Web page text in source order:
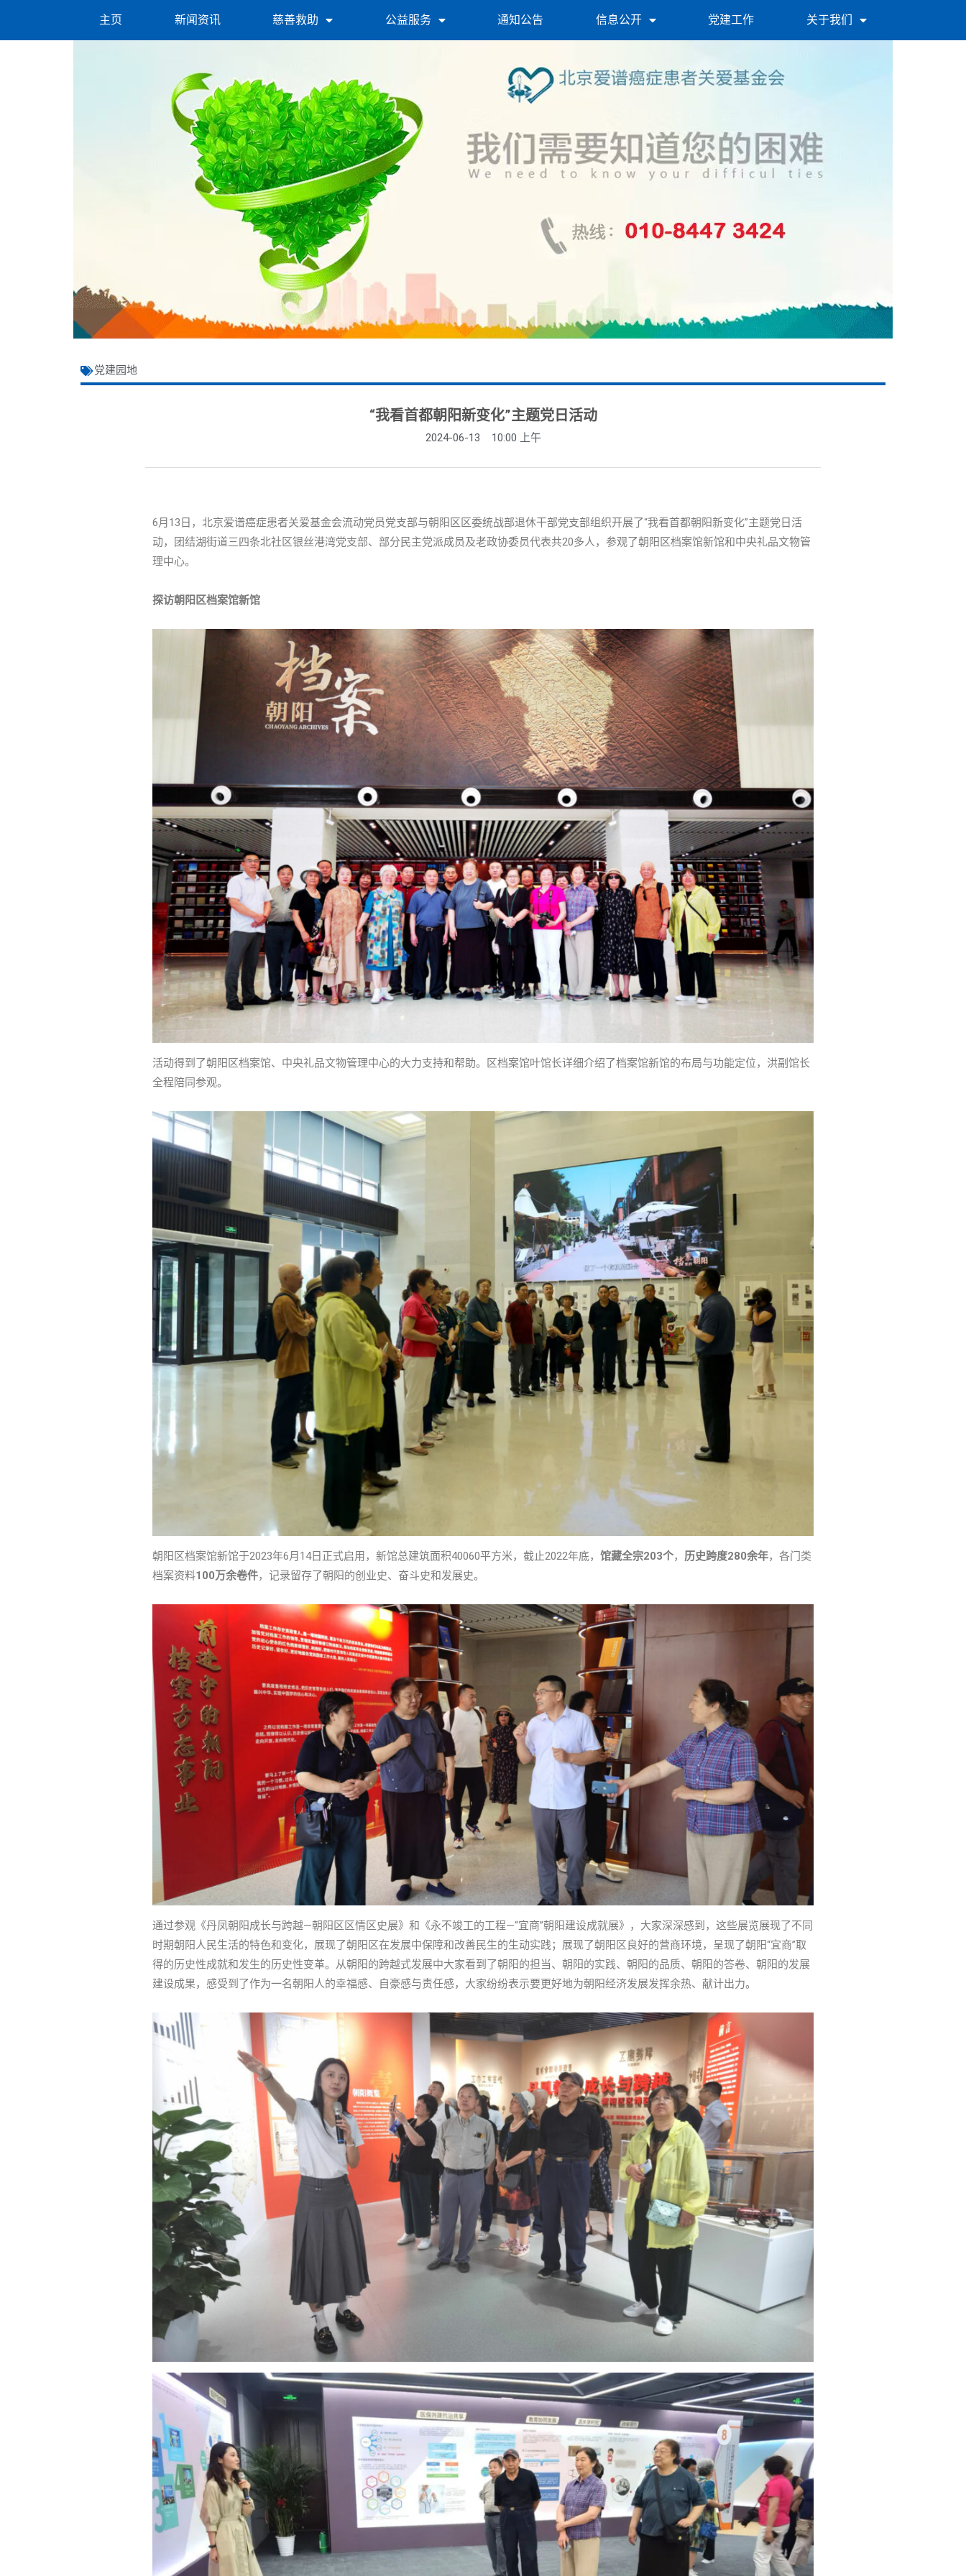
主页 新闻资讯 慈善救助 公益服务 通知公告 信息公开 党建工作 关于我们
党建园地
“我看首都朝阳新变化”主题党日活动
2024-06-13 10:00 上午
6月13日，北京爱谱癌症患者关爱基金会流动党员党支部与朝阳区区委统战部退休干部党支部组织开展了“我看首都朝阳新变化”主题党日活
动，团结湖街道三四条北社区银丝港湾党支部、部分民主党派成员及老政协委员代表共20多人，参观了朝阳区档案馆新馆和中央礼品文物管
理中心。
探访朝阳区档案馆新馆
活动得到了朝阳区档案馆、中央礼品文物管理中心的大力支持和帮助。区档案馆叶馆长详细介绍了档案馆新馆的布局与功能定位，洪副馆长
全程陪同参观。
朝阳区档案馆新馆于2023年6月14日正式启用，新馆总建筑面积40060平方米，截止2022年底， 馆藏全宗203个， 历史跨度280余年，各门类
档案资料100万余卷件，记录留存了朝阳的创业史、奋斗史和发展史。
通过参观《丹凤朝阳成长与跨越—朝阳区区情区史展》和《永不竣工的工程—“宜商”朝阳建设成就展》，大家深深感到，这些展览展现了不同
时期朝阳人民生活的特色和变化，展现了朝阳区在发展中保障和改善民生的生动实践；展现了朝阳区良好的营商环境，呈现了朝阳“宜商”取
得的历史性成就和发生的历史性变革。从朝阳的跨越式发展中大家看到了朝阳的担当、朝阳的实践、朝阳的品质、朝阳的答卷、朝阳的发展
建设成果，感受到了作为一名朝阳人的幸福感、自豪感与责任感，大家纷纷表示要更好地为朝阳经济发展发挥余热、献计出力。